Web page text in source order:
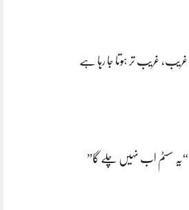
غریب، غریب تر ہوتا جا رہا ہے
“یہ سسٹم اب نہیں چلے گا”